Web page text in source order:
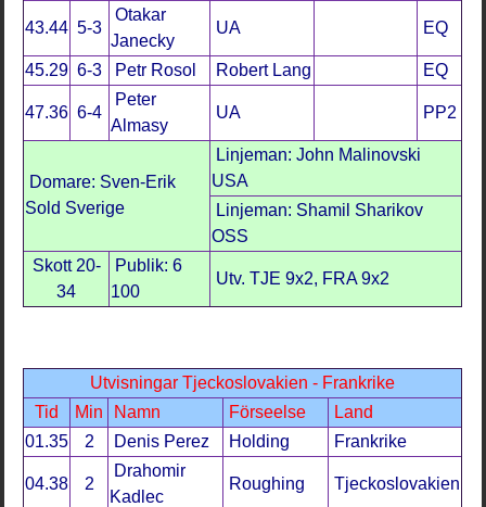
43.44 5-3
Otakar
Janecky
UA EQ
45.29 6-3 Petr Rosol Robert Lang EQ
47.36 6-4
Peter
Almasy
UA PP2
Domare: Sven-Erik
Sold Sverige
Linjeman: John Malinovski
USA
Linjeman: Shamil Sharikov
OSS
Skott 20-
34
Publik: 6
100
Utv. TJE 9x2, FRA 9x2
Utvisningar Tjeckoslovakien - Frankrike
Tid
Min Namn Förseelse
Land
01.35
2 Denis Perez Holding Frankrike
04.38 2
Drahomir
Kadlec
Roughing Tjeckoslovakien